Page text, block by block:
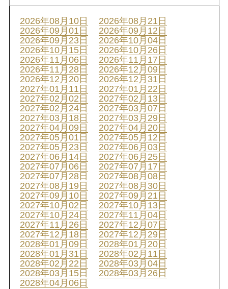
2026年08月10日
2026年08月21日
2026年09月01日
2026年09月12日
2026年09月23日
2026年10月04日
2026年10月15日
2026年10月26日
2026年11月06日
2026年11月17日
2026年11月28日
2026年12月09日
2026年12月20日
2026年12月31日
2027年01月11日
2027年01月22日
2027年02月02日
2027年02月13日
2027年02月24日
2027年03月07日
2027年03月18日
2027年03月29日
2027年04月09日
2027年04月20日
2027年05月01日
2027年05月12日
2027年05月23日
2027年06月03日
2027年06月14日
2027年06月25日
2027年07月06日
2027年07月17日
2027年07月28日
2027年08月08日
2027年08月19日
2027年08月30日
2027年09月10日
2027年09月21日
2027年10月02日
2027年10月13日
2027年10月24日
2027年11月04日
2027年11月26日
2027年12月07日
2027年12月18日
2027年12月29日
2028年01月09日
2028年01月20日
2028年01月31日
2028年02月11日
2028年02月22日
2028年03月04日
2028年03月15日
2028年03月26日
2028年04月06日